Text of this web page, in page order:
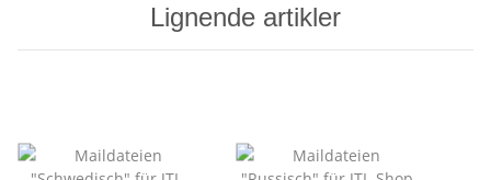
Lignende artikler